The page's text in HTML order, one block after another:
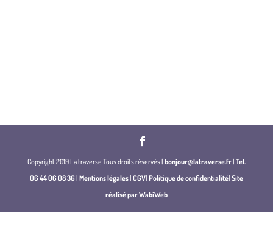
Copyright 2019 La traverse Tous droits réservés | bonjour@latraverse.fr| Tel.
06 44 06 08 36| Mentions légales| CGV| Politique de confidentialité| Site
réalisé par WabiWeb